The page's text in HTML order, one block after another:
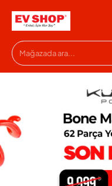
Evshop
Mağazada
ara...